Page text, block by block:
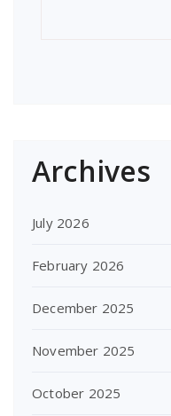
Archives
July 2026
February 2026
December 2025
November 2025
October 2025